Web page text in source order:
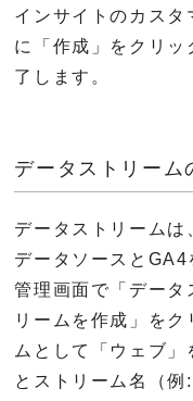
インサイトのカスタ
に「作成」をクリ
了します。
データストリーム
データストリーム
データソースとGA4
管理画面で「データ
リームを作成」を
ムとして「ウェブ
とストリーム名（